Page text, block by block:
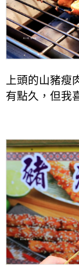
上頭的山豬瘦
有點久，但我